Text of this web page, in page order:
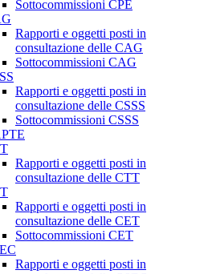
Sottocommissioni CPE
Rapporti e oggetti posti in
consultazione delle CAG
Sottocommissioni CAG
Rapporti e oggetti posti in
consultazione delle CSSS
Sottocommissioni CSSS
Rapporti e oggetti posti in
consultazione delle CTT
Rapporti e oggetti posti in
consultazione delle CET
Sottocommissioni CET
Rapporti e oggetti posti in